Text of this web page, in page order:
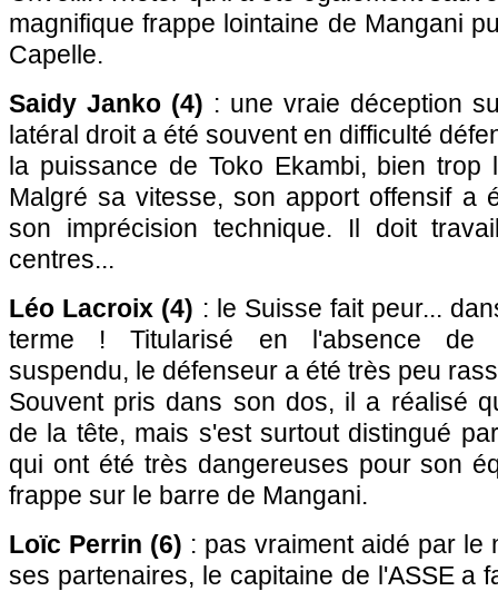
magnifique frappe lointaine de Mangani
Capelle.
Saidy Janko (4) : une vraie déception
latéral droit a été souvent en difficulté
la puissance de Toko Ekambi, bien trop
Malgré sa vitesse, son apport offensif a
son imprécision technique. Il doit
centres...
Léo Lacroix (4) : le Suisse fait peur...
terme ! Titularisé en l'absence de
suspendu, le défenseur a été très peu
Souvent pris dans son dos, il a réalisé
de la tête, mais s'est surtout distingué
qui ont été très dangereuses pour son
frappe sur le barre de Mangani.
Loïc Perrin (6) : pas vraiment aidé par le
ses partenaires, le capitaine de l'ASSE a